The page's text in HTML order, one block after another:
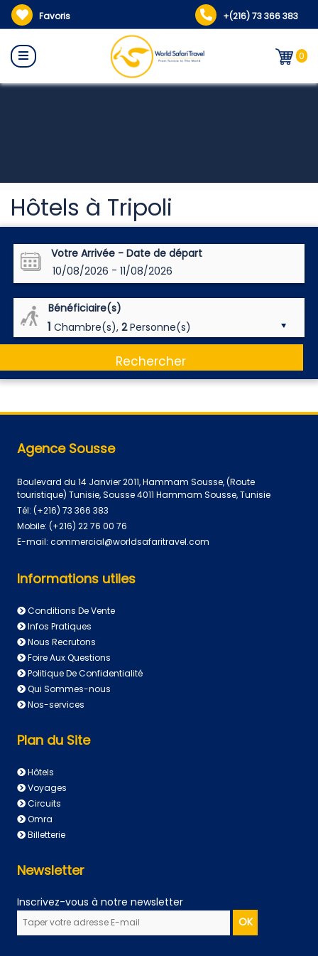
Favoris +(216) 73 366 383
0
Hôtels à Tripoli
Votre Arrivée - Date de départ
10/08/2026 - 11/08/2026
Bénéficiaire(s)
1 Chambre(s), 2Personne(s)
Rechercher
Agence Sousse
Boulevard du 14 Janvier 2011, Hammam Sousse, (Route
touristique) Tunisie, Sousse 4011 Hammam Sousse, Tunisie
Tél: (+216) 73 366 383
Mobile: (+216) 22 76 00 76
E-mail: commercial@worldsafaritravel.com
Informations utiles
Conditions De Vente
Infos Pratiques
Nous Recrutons
Foire Aux Questions
Politique De Confidentialité
Qui Sommes-nous
Nos-services
Plan du Site
Hôtels
Voyages
Circuits
Omra
Billetterie
Newsletter
Inscrivez-vous à notre newsletter
OK